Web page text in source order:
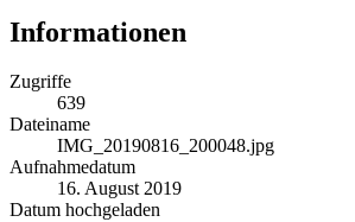
Informationen
Zugriffe
639
Dateiname
IMG_20190816_200048.jpg
Aufnahmedatum
16. August 2019
Datum hochgeladen